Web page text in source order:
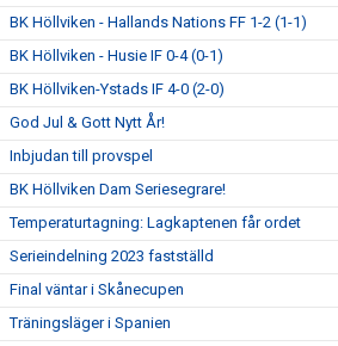
BK Höllviken - Hallands Nations FF 1-2 (1-1)
BK Höllviken - Husie IF 0-4 (0-1)
BK Höllviken-Ystads IF 4-0 (2-0)
God Jul & Gott Nytt År!
Inbjudan till provspel
BK Höllviken Dam Seriesegrare!
Temperaturtagning: Lagkaptenen får ordet
Serieindelning 2023 fastställd
Final väntar i Skånecupen
Träningsläger i Spanien